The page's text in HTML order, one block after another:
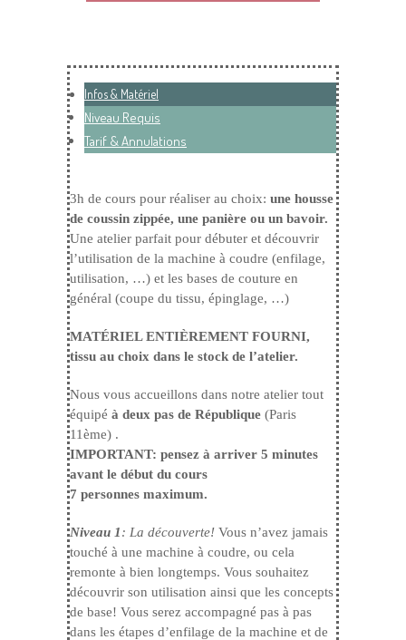
Infos & Matériel
Niveau Requis
Tarif & Annulations
3h de cours pour réaliser au choix: une housse
de coussin zippée, une panière ou un bavoir.
Une atelier parfait pour débuter et découvrir
l’utilisation de la machine à coudre (enfilage,
utilisation, …) et les bases de couture en
général (coupe du tissu, épinglage, …)
MATÉRIEL ENTIÈREMENT FOURNI,
tissu au choix dans le stock de l’atelier.
Nous vous accueillons dans notre atelier tout
équipé à deux pas de République (Paris
11ème) .
IMPORTANT: pensez à arriver 5 minutes
avant le début du cours
7 personnes maximum.
Niveau 1: La découverte! Vous n’avez jamais
touché à une machine à coudre, ou cela
remonte à bien longtemps. Vous souhaitez
découvrir son utilisation ainsi que les concepts
de base! Vous serez accompagné pas à pas
dans les étapes d’enfilage de la machine et de